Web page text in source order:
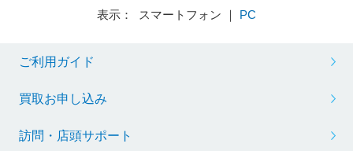
表示： スマートフォン ｜ PC
ご利用ガイド
買取お申し込み
訪問・店頭サポート